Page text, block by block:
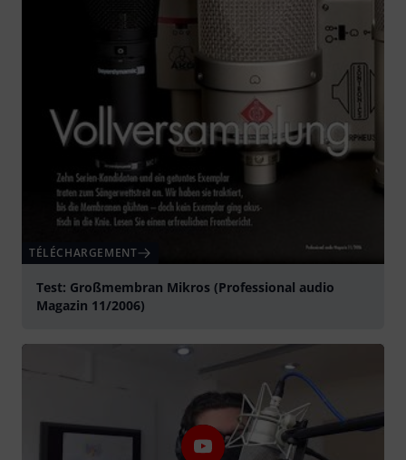
TÉLÉCHARGEMENT
Test: Großmembran Mikros (Professional audio
Magazin 11/2006)